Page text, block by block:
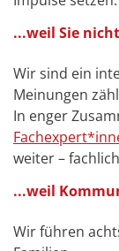
...weil Sie
Wir sind ein
Meinungen
In enger
weiter –
...weil
Wir führen